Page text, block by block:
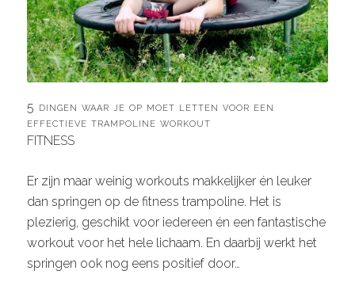
5 dingen waar je op moet letten voor een
effectieve trampoline workout
FITNESS
Er zijn maar weinig workouts makkelijker én leuker
dan springen op de fitness trampoline. Het is
plezierig, geschikt voor iedereen én een fantastische
workout voor het hele lichaam. En daarbij werkt het
springen ook nog eens positief door…